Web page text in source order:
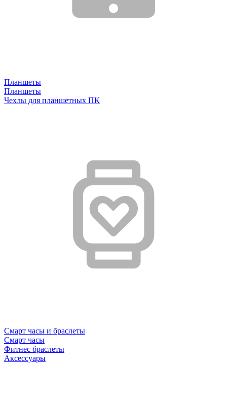
Планшеты
Планшеты
Чехлы для планшетных ПК
Смарт часы и браслеты
Смарт часы
Фитнес браслеты
Аксессуары